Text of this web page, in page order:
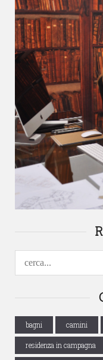
bagni camini
residenza in campagna